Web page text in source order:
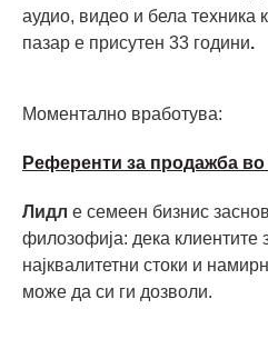
аудио, видео и бела техника
пазар е присутен 33 години.
Моментално вработува:
Референти за продажба
Лидл е семеен бизнис
филозофија: дека клиентите
најквалитетни стоки и
може да си ги дозволи.